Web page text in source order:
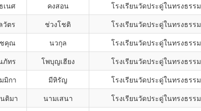
เนศ คงสอน โรงเรียนวัดประดู่ในทรงธรรม
วัตร ช่วงโชติ โรงเรียนวัดประดู่ในทรงธรรม
คุณ นวกุล โรงเรียนวัดประดู่ในทรงธรรม
ภัทร โพบุญเฮียง โรงเรียนวัดประดู่ในทรงธรรม
มิกา มีหิรัญ โรงเรียนวัดประดู่ในทรงธรรม
ติมา นามเสนา โรงเรียนวัดประดู่ในทรงธรรม